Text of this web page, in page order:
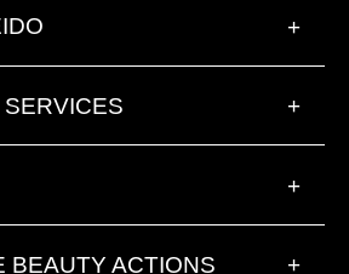
+
+
+
BEAUTY ACTIONS +